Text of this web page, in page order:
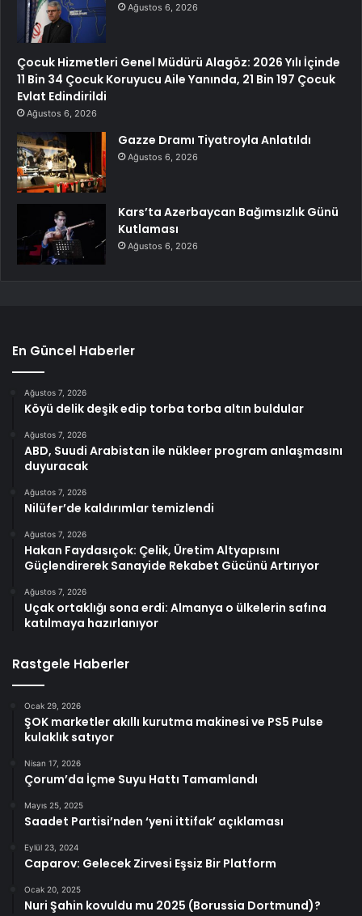
Ağustos 6, 2026
Çocuk Hizmetleri Genel Müdürü Alagöz: 2026 Yılı İçinde
11 Bin 34 Çocuk Koruyucu Aile Yanında, 21 Bin 197 Çocuk
Evlat Edindirildi
Ağustos 6, 2026
Gazze Dramı Tiyatroyla Anlatıldı
Ağustos 6, 2026
Kars’ta Azerbaycan Bağımsızlık Günü
Kutlaması
Ağustos 6, 2026
En Güncel Haberler
Ağustos 7, 2026
Köyü delik deşik edip torba torba altın buldular
Ağustos 7, 2026
ABD, Suudi Arabistan ile nükleer program anlaşmasını
duyuracak
Ağustos 7, 2026
Nilüfer’de kaldırımlar temizlendi
Ağustos 7, 2026
Hakan Faydasıçok: Çelik, Üretim Altyapısını
Güçlendirerek Sanayide Rekabet Gücünü Artırıyor
Ağustos 7, 2026
Uçak ortaklığı sona erdi: Almanya o ülkelerin safına
katılmaya hazırlanıyor
Rastgele Haberler
Ocak 29, 2026
ŞOK marketler akıllı kurutma makinesi ve PS5 Pulse
kulaklık satıyor
Nisan 17, 2026
Çorum’da İçme Suyu Hattı Tamamlandı
Mayıs 25, 2025
Saadet Partisi’nden ‘yeni ittifak’ açıklaması
Eylül 23, 2024
Caparov: Gelecek Zirvesi Eşsiz Bir Platform
Ocak 20, 2025
Nuri Şahin kovuldu mu 2025 (Borussia Dortmund)?